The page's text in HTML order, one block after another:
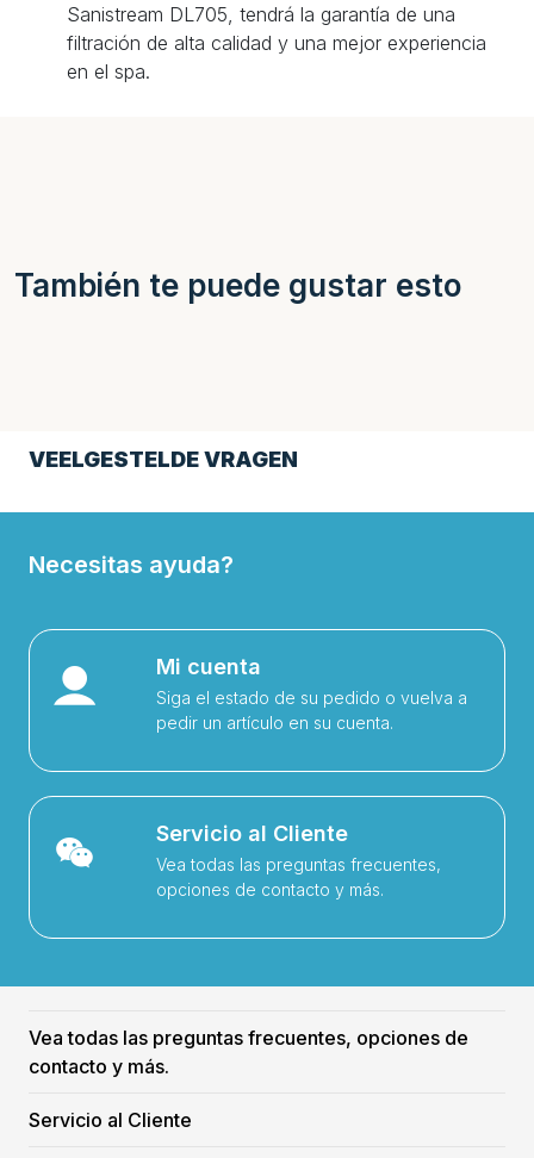
Sanistream DL705, tendrá la garantía de una
filtración de alta calidad y una mejor experiencia
en el spa.
También te puede gustar esto
VEELGESTELDE VRAGEN
Necesitas ayuda?
Mi cuenta
Siga el estado de su pedido o vuelva a
pedir un artículo en su cuenta.
Servicio al Cliente
Vea todas las preguntas frecuentes,
opciones de contacto y más.
Vea todas las preguntas frecuentes, opciones de
contacto y más.
Servicio al Cliente